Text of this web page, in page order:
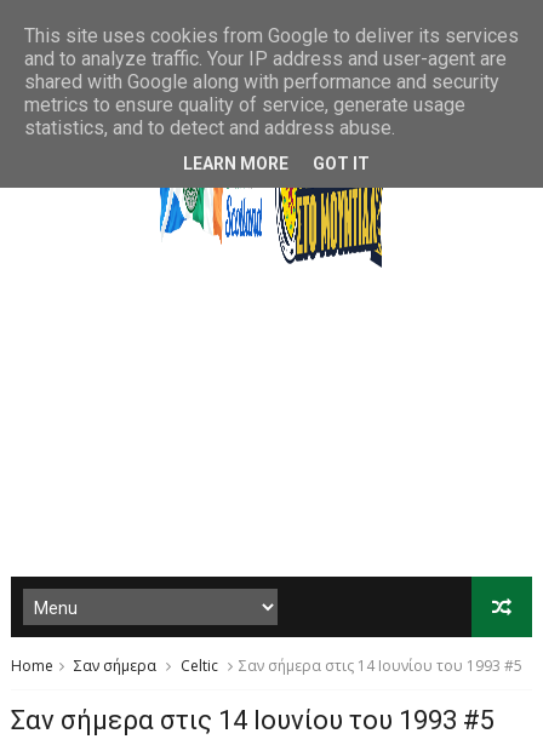
Home Σαν σήμερα Celtic Σαν σήμερα στις 14 Ιουνίου του 1993 #5
Σαν σήμερα στις 14 Ιουνίου του 1993 #5
This site uses cookies from Google to deliver its services
and to analyze traffic. Your IP address and user-agent are
shared with Google along with performance and security
metrics to ensure quality of service, generate usage
statistics, and to detect and address abuse.
LEARN MORE GOT IT